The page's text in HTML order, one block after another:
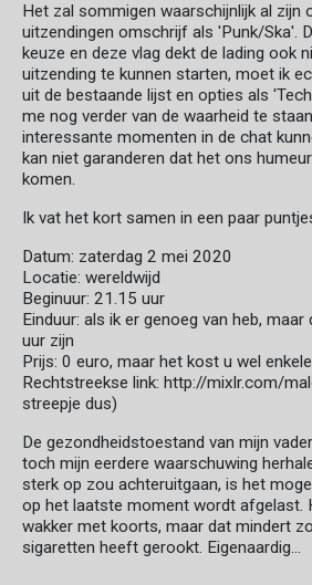
Het zal sommigen waarschijnlijk al zijn
uitzendingen omschrijf als 'Punk/Ska'.
keuze en deze vlag dekt de lading ook
uitzending te kunnen starten, moet ik
uit de bestaande lijst en opties als
me nog verder van de waarheid te
interessante momenten in de chat
kan niet garanderen dat het ons
komen.
Ik vat het kort samen in een paar
Datum: zaterdag 2 mei 2020
Locatie: wereldwijd
Beginuur: 21.15 uur
Einduur: als ik er genoeg van heb,
uur zijn
Prijs: 0 euro, maar het kost u wel
Rechtstreekse link: http://mixlr.com/
streepje dus)
De gezondheidstoestand van mijn
toch mijn eerdere waarschuwing
sterk op zou achteruitgaan, is het
op het laatste moment wordt afgelast.
wakker met koorts, maar dat mindert
sigaretten heeft gerookt. Eigenaardig...